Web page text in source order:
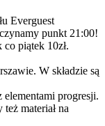
Everguest
punkt 21:00!
piątek 10zł.
W składzie są
elementami progresji.
materiał na